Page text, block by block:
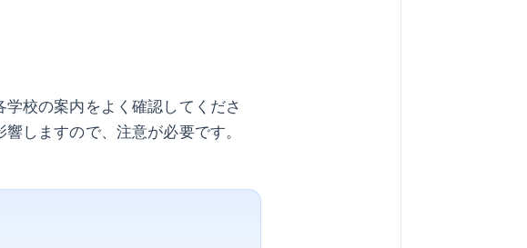
校の案内をよく確認してくださ
しますので、注意が必要です。